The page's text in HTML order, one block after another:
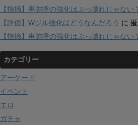
【指摘】卑弥呼の強化はぶっ壊れじゃない
【評価】Wジル強化はどうなんだろう に
【指摘】卑弥呼の強化はぶっ壊れじゃない
カテゴリー
アーケード
イベント
エロ
ガチャ